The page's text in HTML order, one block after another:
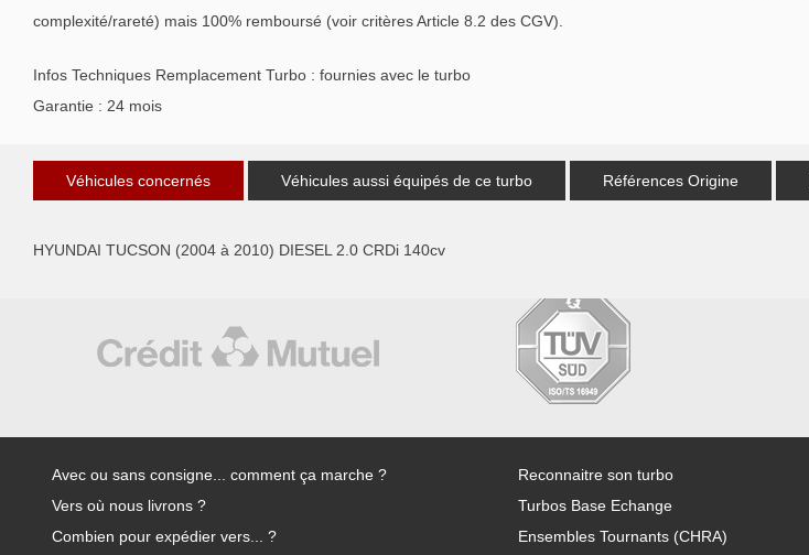
complexité/rareté) mais 100% remboursé (voir critères Article 8.2 des CGV).
Infos Techniques Remplacement Turbo : fournies avec le turbo
Garantie : 24 mois
Véhicules concernés Véhicules aussi équipés de ce turbo Références Origine
HYUNDAI TUCSON (2004 à 2010) DIESEL 2.0 CRDi 140cv
Avec ou sans consigne... comment ça marche ?
Vers où nous livrons ?
Combien pour expédier vers... ?
Reconnaitre son turbo
Turbos Base Echange
Ensembles Tournants (CHRA)